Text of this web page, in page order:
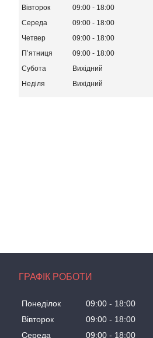
Вівторок
09:00
18:00
Середа
09:00
18:00
Четвер
09:00
18:00
Пʼятниця
09:00
18:00
Субота
Вихідний
Неділя
Вихідний
ГРАФІК РОБОТИ
Понеділок 09:00
18:00
Вівторок
09:00
18:00
Середа
09:00 18:00